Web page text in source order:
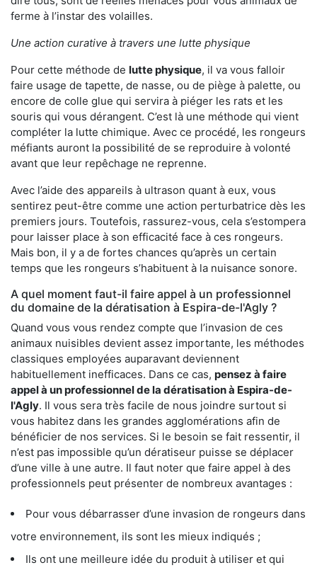
ferme à l’instar des volailles.
Une action curative à travers une lutte physique
Pour cette méthode de lutte physique, il va vous falloir
faire usage de tapette, de nasse, ou de piège à palette, ou
encore de colle glue qui servira à piéger les rats et les
souris qui vous dérangent. C’est là une méthode qui vient
compléter la lutte chimique. Avec ce procédé, les rongeurs
méfiants auront la possibilité de se reproduire à volonté
avant que leur repêchage ne reprenne.
Avec l’aide des appareils à ultrason quant à eux, vous
sentirez peut-être comme une action perturbatrice dès les
premiers jours. Toutefois, rassurez-vous, cela s’estompera
pour laisser place à son efficacité face à ces rongeurs.
Mais bon, il y a de fortes chances qu’après un certain
temps que les rongeurs s’habituent à la nuisance sonore.
A quel moment faut-il faire appel à un professionnel
du domaine de la dératisation à Espira-de-l'Agly ?
Quand vous vous rendez compte que l’invasion de ces
animaux nuisibles devient assez importante, les méthodes
classiques employées auparavant deviennent
habituellement inefficaces. Dans ce cas, pensez à faire
appel à un professionnel de la dératisation à Espira-de-
l'Agly. Il vous sera très facile de nous joindre surtout si
vous habitez dans les grandes agglomérations afin de
bénéficier de nos services. Si le besoin se fait ressentir, il
n’est pas impossible qu’un dératiseur puisse se déplacer
d’une ville à une autre. Il faut noter que faire appel à des
professionnels peut présenter de nombreux avantages :
Pour vous débarrasser d’une invasion de rongeurs dans
votre environnement, ils sont les mieux indiqués ;
Ils ont une meilleure idée du produit à utiliser et qui